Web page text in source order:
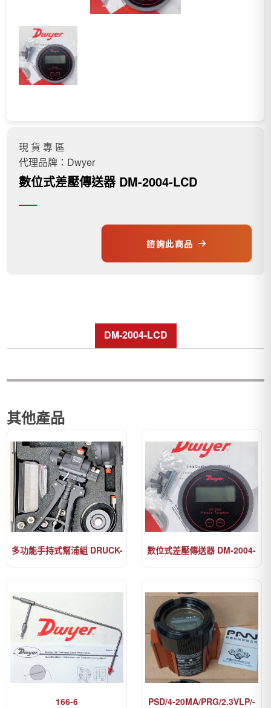
現 貨 專 區
代理品牌：Dwyer
數位式差壓傳送器 DM-2004-LCD
諮詢此商品
DM-2004-LCD
其他產品
多功能手持式幫浦組 DRUCK-
數位式差壓傳送器 DM-2004-
166-6
PSD/4-20MA/PRG/2.3VLP/-